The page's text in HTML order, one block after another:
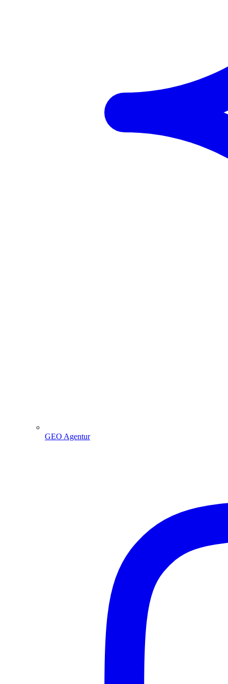
GEO Agentur